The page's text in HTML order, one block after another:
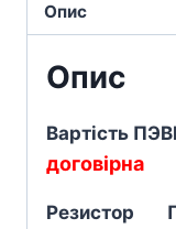
Опис
Опис
Вартість
договірна
Резистор